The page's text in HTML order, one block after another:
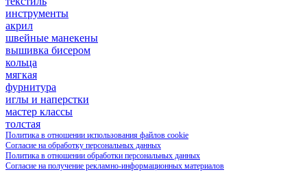
инструменты
акрил
швейные манекены
вышивка бисером
кольца
мягкая
фурнитура
иглы и наперстки
мастер классы
толстая
Политика в отношении использования файлов cookie
Согласие на обработку персональных данных
Политика в отношении обработки персональных данных
Согласие на получение рекламно-информационных материалов